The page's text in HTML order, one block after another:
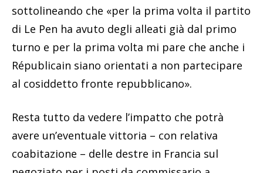
sottolineando che «per la prima volta il partito
di Le Pen ha avuto degli alleati già dal primo
turno e per la prima volta mi pare che anche i
Républicain siano orientati a non partecipare
al cosiddetto fronte repubblicano».
Resta tutto da vedere l’impatto che potrà
avere un’eventuale vittoria – con relativa
coabitazione – delle destre in Francia sul